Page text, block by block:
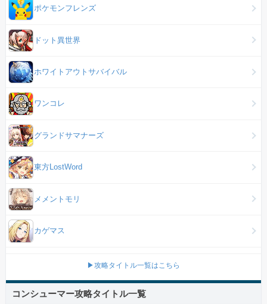
ポケモンフレンズ
ドット異世界
ホワイトアウトサバイバル
ワンコレ
グランドサマナーズ
東方LostWord
メメントモリ
カゲマス
▶攻略タイトル一覧はこちら
コンシューマー攻略タイトル一覧